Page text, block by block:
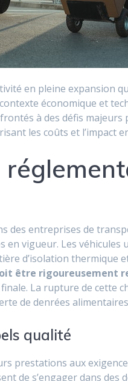
en pleine expansion
économique et
à des défis
les coûts et l’impact
des entreprises de
en vigueur. Les
d’isolation thermique
être rigoureusement
La rupture de cette
de denrées
qualité
prestations aux
de s’engager dans des